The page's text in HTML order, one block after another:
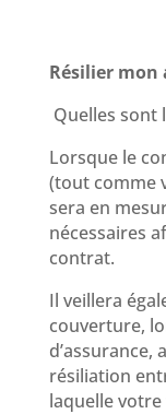
Résilier mon
Quelles sont
Lorsque le
(tout comme
sera en
nécessaires
contrat.
Il veillera
couverture,
d’assurance,
résiliation
laquelle